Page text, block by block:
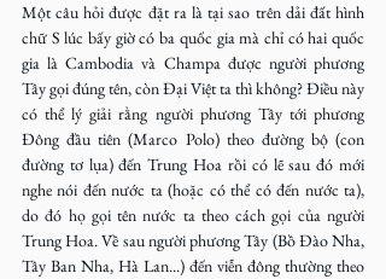
Một câu hỏi được đặt ra là tại sao trên dải đất hình
chữ S lúc bấy giờ có ba quốc gia mà chỉ có hai quốc
gia là Cambodia và Champa được người phương
Tây gọi đúng tên, còn Đại Việt ta thì không? Điều này
có thể lý giải rằng người phương Tây tới phương
Đông đầu tiên (Marco Polo) theo đường bộ (con
đường tơ lụa) đến Trung Hoa rồi có lẽ sau đó mới
nghe nói đến nước ta (hoặc có thể có đến nước ta),
do đó họ gọi tên nước ta theo cách gọi của người
Trung Hoa. Về sau người phương Tây (Bồ Đào Nha,
Tây Ban Nha, Hà Lan...) đến viễn đông thường theo